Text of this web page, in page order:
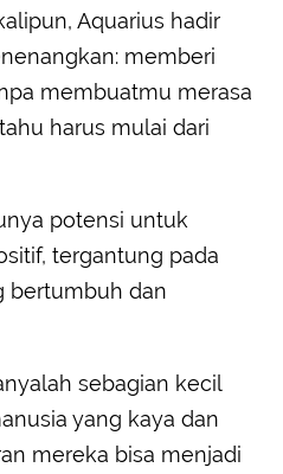
Aquarius hadir
memberi
membuatmu merasa
harus mulai dari
potensi untuk
tergantung pada
bertumbuh dan
sebagian kecil
yang kaya dan
mereka bisa menjadi